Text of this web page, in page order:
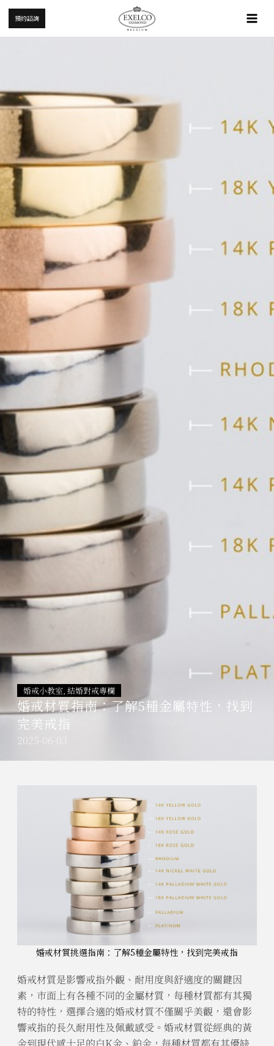
跳
主
容
預約諮詢
婚戒小教室, 結婚對戒專欄
婚戒材質指南：了解5種金屬特性，找到
完美戒指
2025-06-03
婚戒材質挑選指南：了解5種金屬特性，找到完美戒指
婚戒材質是影響戒指外觀、耐用度與舒適度的關鍵因
素，市面上有各種不同的金屬材質，每種材質都有其獨
特的特性，選擇合適的婚戒材質不僅關乎美觀，還會影
響戒指的長久耐用性及佩戴感受。婚戒材質從經典的黃
金到現代感十足的白K金、鉑金，每種材質都有其優缺